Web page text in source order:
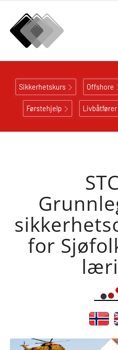
Sikkerhetskurs Offshore
Førstehjelp Livbåtfører
for